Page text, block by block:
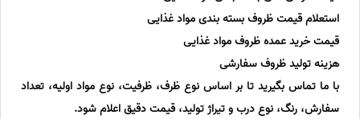
استعلام قیمت ظروف بسته بندی مواد غذایی
قیمت خرید عمده ظروف مواد غذایی
هزینه تولید ظروف سفارشی
با ما تماس بگیرید تا بر اساس نوع ظرف، ظرفیت، نوع مواد اولیه، تعداد
سفارش، رنگ، نوع درب و تیراژ تولید، قیمت دقیق اعلام شود.